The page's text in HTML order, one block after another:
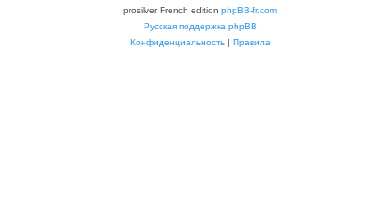
prosilver French edition phpBB-fr.com
Русская поддержка phpBB
Конфиденциальность| Правила